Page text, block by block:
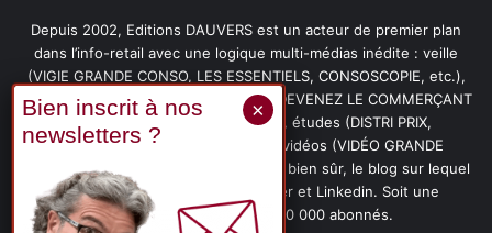
Depuis 2002, Editions DAUVERS est un acteur de premier plan
dans l’info-retail avec une logique multi-médias inédite : veille
(VIGIE GRANDE CONSO, LES ESSENTIELS, CONSOSCOPIE, etc.),
livres (PENSER-CLIENT, IMAGE-PRIX, DEVENEZ LE COMMERÇANT
PRÉFÉRÉ DE VOS CLIENTS, etc.), études (DISTRI PRIX,
PROMOFLASH, DRIVE INSIGHTS), vidéos (VIDÉO GRANDE
CONSO), podcasts (CAFÉ CONSO) et, bien sûr, le blog sur lequel
vous êtes, ainsi que les fils Twitter et Linkedin. Soit une
communauté de plus de 150 000 abonnés.